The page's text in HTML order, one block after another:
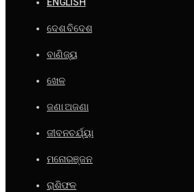
ଦେଶ ବିଦେଶ
ବାଣିଜ୍ୟ
ଖେଳ
ଜଣା ଅଜଣା
ଜୀବନଚର୍ଯ୍ୟା
ମନୋରଞ୍ଜନ
ରାଶିଫଳ